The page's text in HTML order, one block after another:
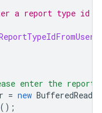
a report type id
enter the
= new BufferedReader
();